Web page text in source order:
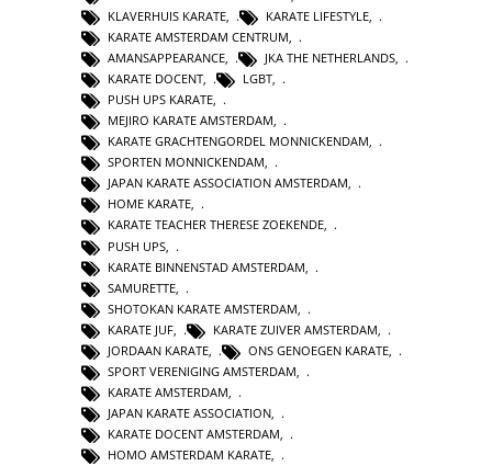
KLAVERHUIS KARATE
KARATE LIFESTYLE
KARATE AMSTERDAM CENTRUM
AMANSAPPEARANCE
JKA THE NETHERLANDS
KARATE DOCENT, LGBT,
PUSH UPS KARATE,
MEJIRO KARATE AMSTERDAM,
KARATE GRACHTENGORDEL MONNICKENDAM,
SPORTEN MONNICKENDAM,
JAPAN KARATE ASSOCIATION AMSTERDAM,
HOME KARATE,
KARATE TEACHER THERESE ZOEKENDE,
PUSH UPS
KARATE BINNENSTAD AMSTERDAM
SAMURETTE
SHOTOKAN KARATE AMSTERDAM
KARATE JUF
KARATE ZUIVER AMSTERDAM
JORDAAN KARATE
ONS GENOEGEN KARATE
SPORT VERENIGING AMSTERDAM
KARATE AMSTERDAM
JAPAN KARATE ASSOCIATION,
KARATE DOCENT AMSTERDAM,
HOMO AMSTERDAM KARATE,